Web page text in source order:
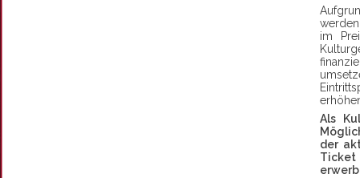
im
Als
der
Ticket